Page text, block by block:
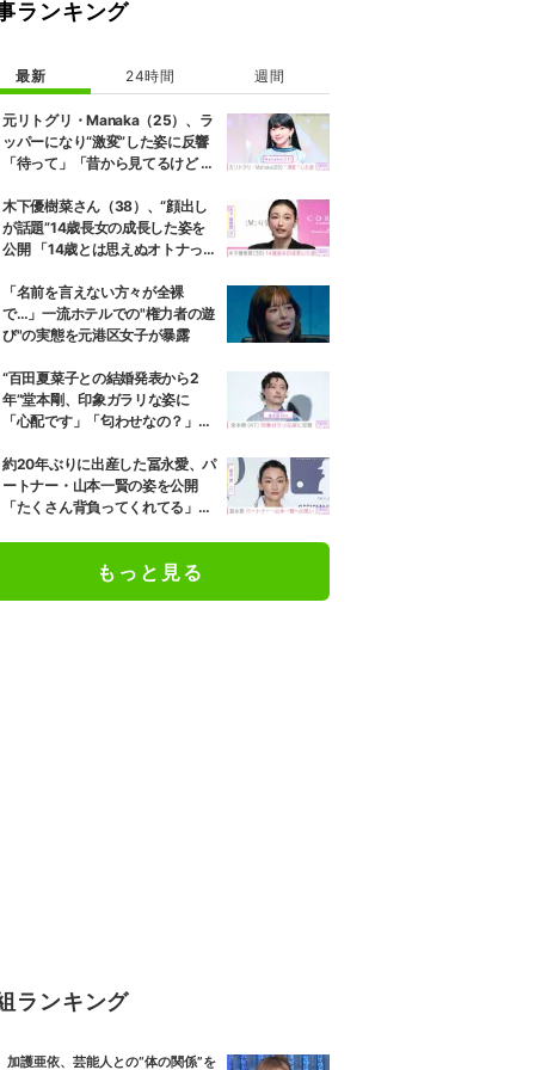
ランキング
最新 24時間 週間
元リトグリ・Manaka（25）、ラ
ッパーになり“激変”した姿に反響
「待って」「昔から見てるけど 最
木下優樹菜さん（38）、“顔出し
が話題”14歳長女の成長した姿を
公開 「14歳とは思えぬオトナっぽ
ぎる」など反響
「名前を言えない方々が全裸
で…」一流ホテルでの"権力者の遊
び"の実態を元港区女子が暴露
“百田夏菜子との結婚発表から2
年”堂本剛、印象ガラリな姿に
「心配です」「匂わせなの？」な
約20年ぶりに出産した冨永愛、パ
ートナー・山本一賢の姿を公開
「たくさん背負ってくれてる」感
もっと見る
ランキング
加護亜依、芸能人との“体の関係”を